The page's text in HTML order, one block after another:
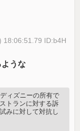
18:06:51.79 ID:b4H
うな
ィズニーの所有で
トランに対する訴
みに対して対抗し